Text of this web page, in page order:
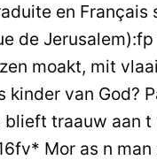
en Français
de
moakt, mit
kinder van God?
blieft traauw aan
Mor as n man